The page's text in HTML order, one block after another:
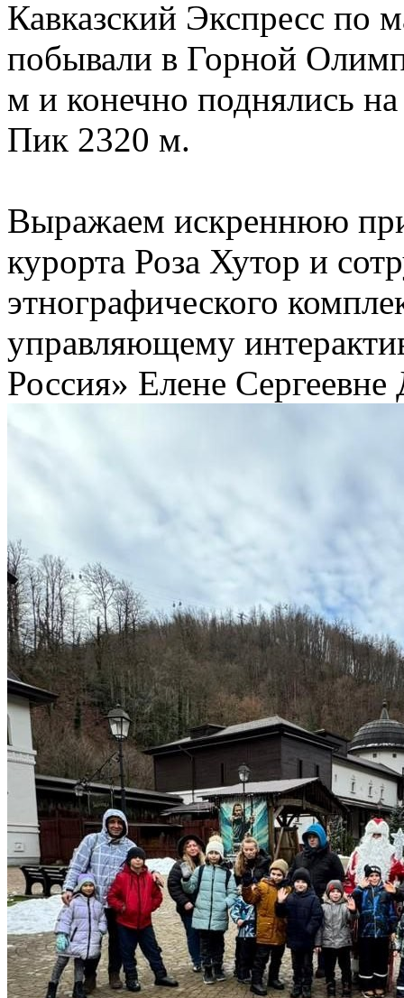
Кавказский Экспресс по
побывали в Горной
м и конечно поднялись
Пик 2320 м.
Выражаем искреннюю
курорта Роза Хутор и
этнографического
управляющему
Россия» Елене Сергеевне